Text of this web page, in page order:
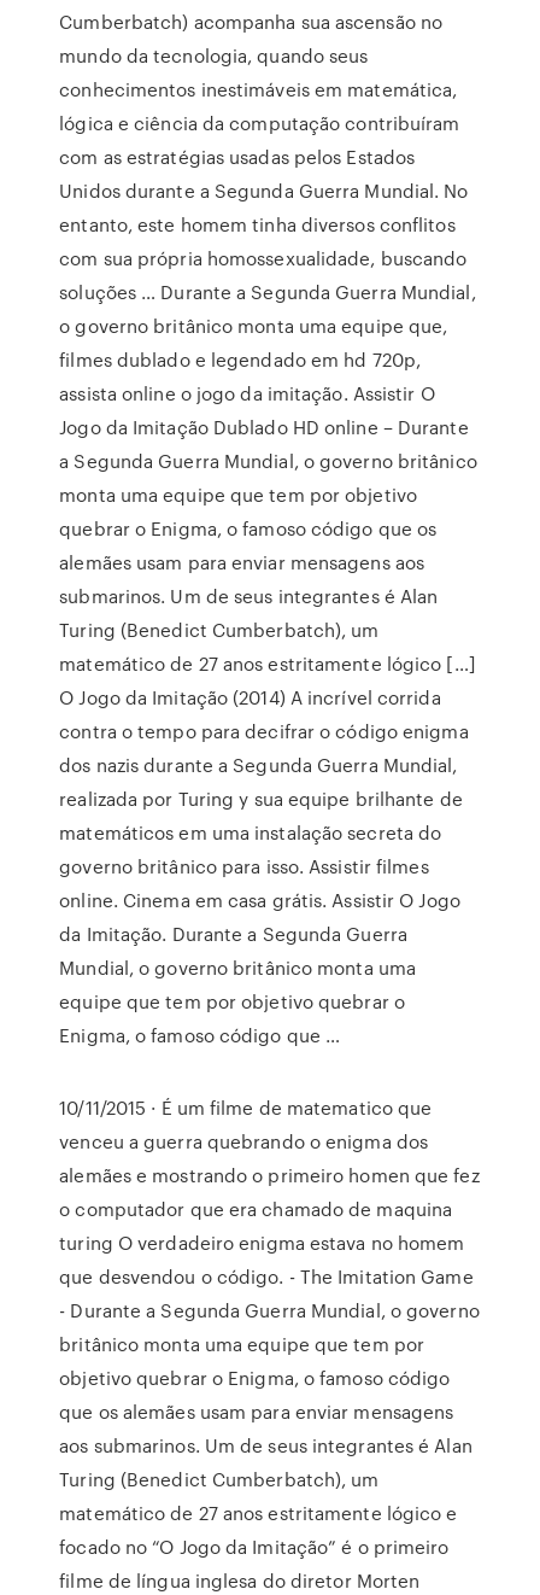
Cumberbatch) acompanha sua ascensão no
mundo da tecnologia, quando seus
conhecimentos inestimáveis em matemática,
lógica e ciência da computação contribuíram
com as estratégias usadas pelos Estados
Unidos durante a Segunda Guerra Mundial. No
entanto, este homem tinha diversos conflitos
com sua própria homossexualidade, buscando
soluções … Durante a Segunda Guerra Mundial,
o governo britânico monta uma equipe que,
filmes dublado e legendado em hd 720p,
assista online o jogo da imitação. Assistir O
Jogo da Imitação Dublado HD online – Durante
a Segunda Guerra Mundial, o governo britânico
monta uma equipe que tem por objetivo
quebrar o Enigma, o famoso código que os
alemães usam para enviar mensagens aos
submarinos. Um de seus integrantes é Alan
Turing (Benedict Cumberbatch), um
matemático de 27 anos estritamente lógico […]
O Jogo da Imitação (2014) A incrível corrida
contra o tempo para decifrar o código enigma
dos nazis durante a Segunda Guerra Mundial,
realizada por Turing y sua equipe brilhante de
matemáticos em uma instalação secreta do
governo britânico para isso. Assistir filmes
online. Cinema em casa grátis. Assistir O Jogo
da Imitação. Durante a Segunda Guerra
Mundial, o governo britânico monta uma
equipe que tem por objetivo quebrar o
Enigma, o famoso código que …
10/11/2015 · É um filme de matematico que
venceu a guerra quebrando o enigma dos
alemães e mostrando o primeiro homen que fez
o computador que era chamado de maquina
turing O verdadeiro enigma estava no homem
que desvendou o código. - The Imitation Game
- Durante a Segunda Guerra Mundial, o governo
britânico monta uma equipe que tem por
objetivo quebrar o Enigma, o famoso código
que os alemães usam para enviar mensagens
aos submarinos. Um de seus integrantes é Alan
Turing (Benedict Cumberbatch), um
matemático de 27 anos estritamente lógico e
focado no “O Jogo da Imitação” é o primeiro
filme de língua inglesa do diretor Morten